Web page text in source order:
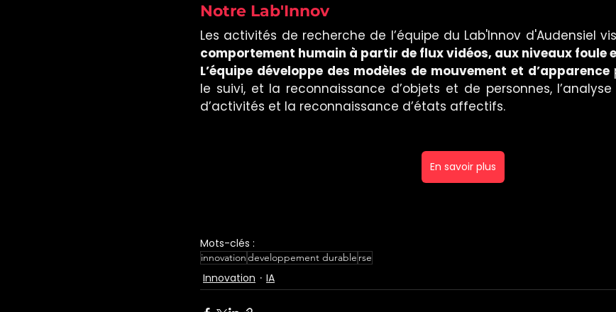
Notre Lab'Innov
Les activités de recherche de l’équipe du Lab'Innov d'Audensiel
comportement humain à partir de flux vidéos, aux niveaux foule
L’équipe développe des modèles de mouvement et d’apparence
le suivi, et la reconnaissance d’objets et de personnes,
d’activités et la reconnaissance d’états affectifs.
En savoir plus
Mots-clés :
innovationdeveloppement durable rse
Innovation IA